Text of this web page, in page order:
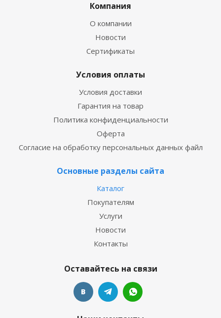
Компания
О компании
Новости
Сертификаты
Условия оплаты
Условия доставки
Гарантия на товар
Политика конфиденциальности
Оферта
Согласие на обработку персональных данных файл
Основные разделы сайта
Каталог
Покупателям
Услуги
Новости
Контакты
Оставайтесь на связи